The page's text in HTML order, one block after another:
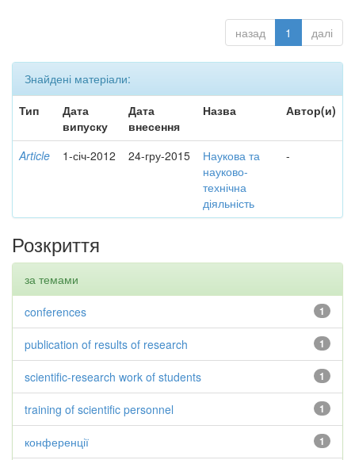
назад 1 далі
Знайдені матеріали:
Тип
Дата
випуску
Дата
внесення
Назва Автор(и)
Article 1-січ-2012 24-гру-2015
Наукова та
науково-
технічна
діяльність
-
Розкриття
за темами
1
conferences
1
publication of results of research
1
scientific-research work of students
1
training of scientific personnel
1
конференції